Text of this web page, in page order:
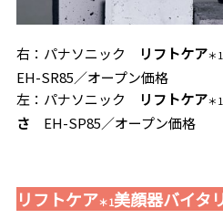
右：パナソニック リフトケア＊1
EH-SR85／オープン価格
左：パナソニック
リフトケア＊1
さ EH-SP85／オープン価格
リフトケア＊1美顔器バイタ